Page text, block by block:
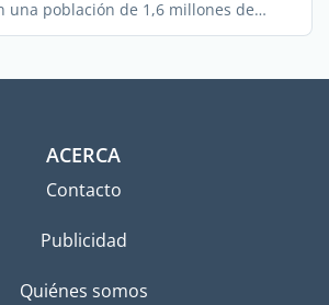
una población de 1,6 millones de
ACERCA
Contacto
Publicidad
Quiénes somos